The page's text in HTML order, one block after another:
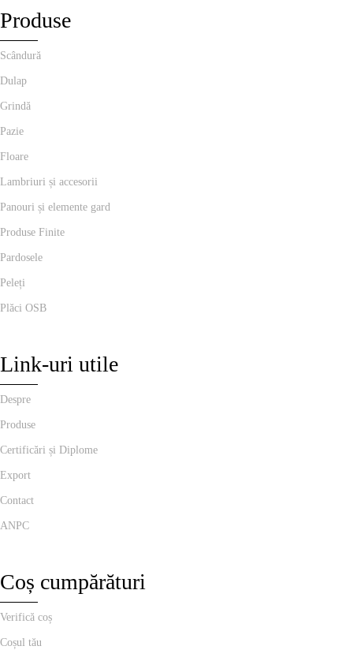
Produse
Scândură
Dulap
Grindă
Pazie
Floare
Lambriuri și accesorii
Panouri și elemente gard
Produse Finite
Pardosele
Peleți
Plăci OSB
Link-uri utile
Despre
Produse
Certificări și Diplome
Export
Contact
ANPC
Coș cumpărături
Verifică coș
Coșul tău